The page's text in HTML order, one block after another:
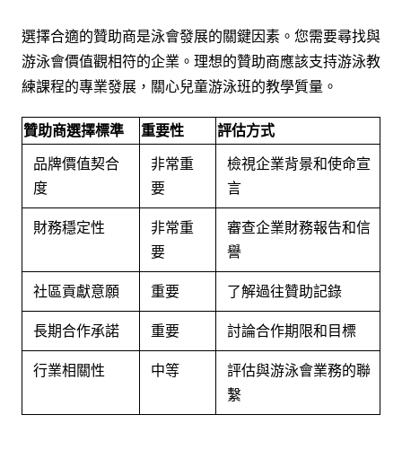
選擇合適的贊助商是泳會發展的關鍵因素。您需要尋找與
游泳會價值觀相符的企業。理想的贊助商應該支持游泳教
練課程的專業發展，關心兒童游泳班的教學質量。
贊助商選擇標準 重要性
評估方式
品牌價值契合
度
非常重
要
檢視企業背景和使命宣
言
財務穩定性
非常重
要
審查企業財務報告和信
譽
社區貢獻意願
重要
了解過往贊助記錄
長期合作承諾
重要
討論合作期限和目標
行業相關性
中等
評估與游泳會業務的聯
繫